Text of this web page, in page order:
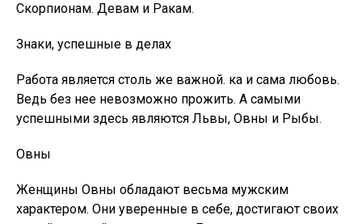
Скорпионам. Девам и Ракам.
Знаки, успешные в делах
Работа является столь же важной. ка и сама любовь.
Ведь без нее невозможно прожить. А самыми
успешными здесь являются Львы, Овны и Рыбы.
Овны
Женщины Овны обладают весьма мужским
характером. Они уверенные в себе, достигают своих